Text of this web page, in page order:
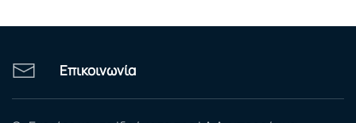
Επικοινωνία